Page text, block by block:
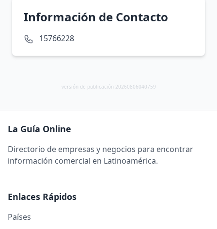
Información de Contacto
15766228
versión de publicación 20260806040759
La Guía Online
Directorio de empresas y negocios para encontrar
información comercial en Latinoamérica.
Enlaces Rápidos
Países